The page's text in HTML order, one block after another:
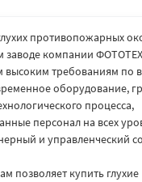
противопожарных
заводе компании
высоким требованиям по
оборудование,
процесса,
персонал на всех
и управленческий
позволяет купить глухие